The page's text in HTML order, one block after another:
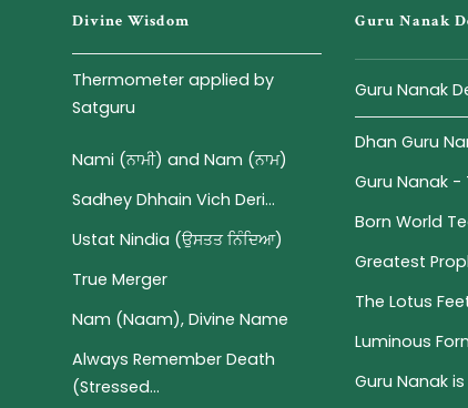
C
L
Divine Wisdom
Thermometer applied by
Satguru
Nami (ਨਾਮੀ) and Nam (ਨਾਮ)
Sadhey Dhhain Vich Deri...
Ustat Nindia (ਉਸਤਤ ਨਿੰਦਿਆ)
True Merger
Nam (Naam), Divine Name
Always Remember Death
(Stressed...
Guru Nanak
Guru Nanak
Dhan Guru
Guru Nanak -
Born World
Greatest
The Lotus
Luminous
Guru Nanak is